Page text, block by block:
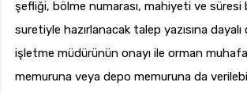
şefliği, bölme numarası, mahiyeti ve süresi
suretiyle hazırlanacak talep yazısına dayalı
işletme müdürünün onayı ile orman
memuruna veya depo memuruna da